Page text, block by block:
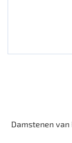
Damstenen